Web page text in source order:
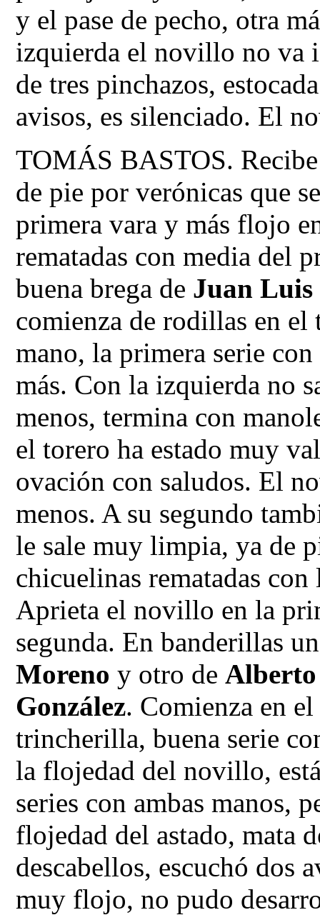
y el pase de pecho, otra
izquierda el novillo no va
de tres pinchazos,
avisos, es silenciado. El
TOMÁS BASTOS.
de pie por verónicas que
primera vara y más flojo
rematadas con media del
buena brega de Juan
comienza de rodillas en
mano, la primera serie
más. Con la izquierda no
menos, termina con
el torero ha estado muy
ovación con saludos. El
menos. A su segundo
le sale muy limpia, ya de
chicuelinas rematadas
Aprieta el novillo en la
segunda. En banderillas
Moreno y otro de
González. Comienza en
trincherilla, buena serie
la flojedad del novillo,
series con ambas manos,
flojedad del astado, mata
descabellos, escuchó dos
muy flojo, no pudo